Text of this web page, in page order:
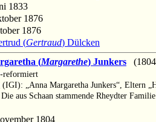
1833
1876
1876
(Gertraud) Dülcken
(Margarethe) Junkers
reformiert
„Anna Margaretha Junkers“, Eltern
aus Schaan stammende Rheydter
1804